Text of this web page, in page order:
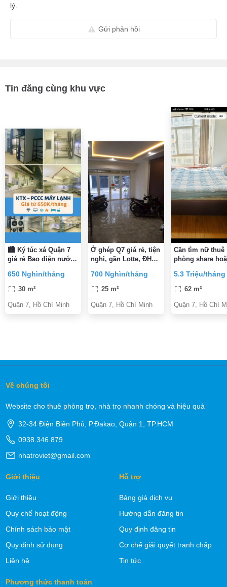
lý.
Gửi phản hồi
Tin đăng cùng khu vực
🏙️ Ký túc xá Quận 7
giá rẻ Bao điện nước,
Có khắp HCM
650 Nghìn/tháng
30 m²
Quận 7, Hồ Chí Minh
Ở ghép Q7 giá rẻ, tiện
nghi, gần Lotte, ĐH
700 Nghìn/tháng
25 m²
Quận 7, Hồ Chí Minh
Cần tìm nữ thuê
phòng share
5.3 Triệu/tháng
62 m²
Quận 7, Hồ Chí
Về chúng tôi
Website cho thuê phòng trọ, nhà trọ nhanh chóng và hiệu quả
32-34 Điện Biên Phủ, P.Đakao, Quận 1, TP.HCM
0938.346.879
nhatroviet@gmail.com
Giới thiệu
Giới thiệu
Quy chế hoạt động
Chính sách bảo mật
Quy định sử dụng
Liên hệ
Hỗ trợ
Bảng giá dịch vụ
Hướng dẫn đăng tin
Quy định đăng tin
Cơ chế giải quyết tranh chấp
Tin tức
Phương thức thanh toán